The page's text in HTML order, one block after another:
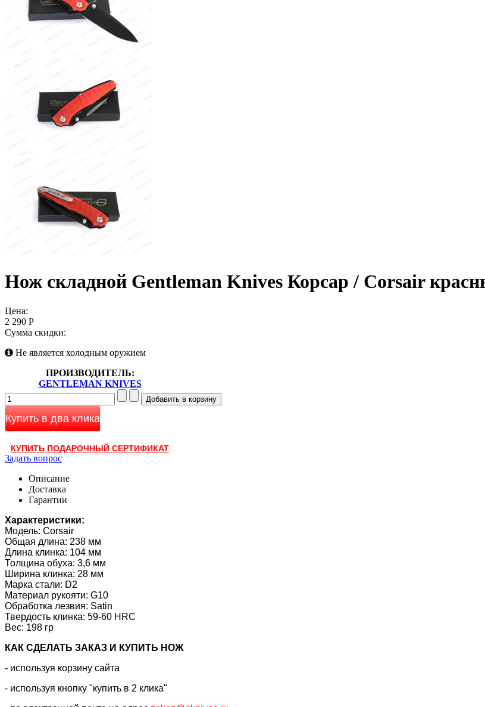
Нож складной Gentleman Knives Корсар / Corsair
Цена:
2 290 Р
Сумма скидки:
Не является холодным оружием
ПРОИЗВОДИТЕЛЬ:
GENTLEMAN KNIVES
Купить в два клика
КУПИТЬ ПОДАРОЧНЫЙ СЕРТИФИКАТ
Задать вопрос
Описание
Доставка
Гарантии
Характеристики:
Модель: Corsair
Общая длина: 238 мм
Длина клинка: 104 мм
Толщина обуха: 3,6 мм
Ширина клинка: 28 мм
Марка стали: D2
Материал рукояти: G10
Обработка лезвия: Satin
Твердость клинка: 59-60 HRC
Вес: 198 гр
КАК CДЕЛАТЬ ЗАКАЗ И КУПИТЬ НОЖ
- используя корзину сайта
- используя кнопку "купить в 2 клика"